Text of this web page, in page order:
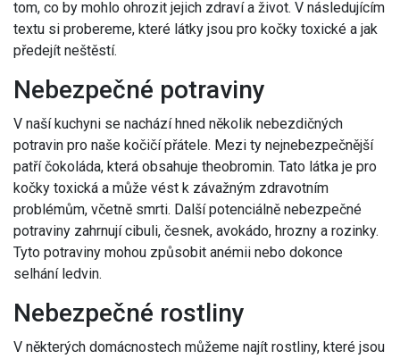
tom, co by mohlo ohrozit jejich zdraví a život. V následujícím
textu si probereme, které látky jsou pro kočky toxické a jak
předejít neštěstí.
Nebezpečné potraviny
V naší kuchyni se nachází hned několik nebezdičných
potravin pro naše kočičí přátele. Mezi ty nejnebezpečnější
patří čokoláda, která obsahuje theobromin. Tato látka je pro
kočky toxická a může vést k závažným zdravotním
problémům, včetně smrti. Další potenciálně nebezpečné
potraviny zahrnují cibuli, česnek, avokádo, hrozny a rozinky.
Tyto potraviny mohou způsobit anémii nebo dokonce
selhání ledvin.
Nebezpečné rostliny
V některých domácnostech můžeme najít rostliny, které jsou